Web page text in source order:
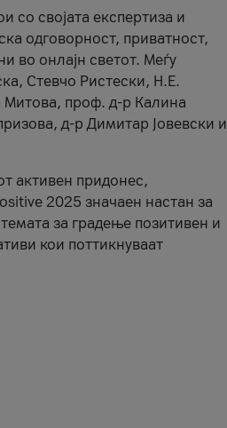
со својата експертиза и
одговорност, приватност,
во онлајн светот. Меѓу
Стевчо Ристески, Н.Е.
проф. д-р Калина
д-р Димитар Јовевски и
активен придонес,
2025 значаен настан за
за градење позитивен и
кои поттикнуваат